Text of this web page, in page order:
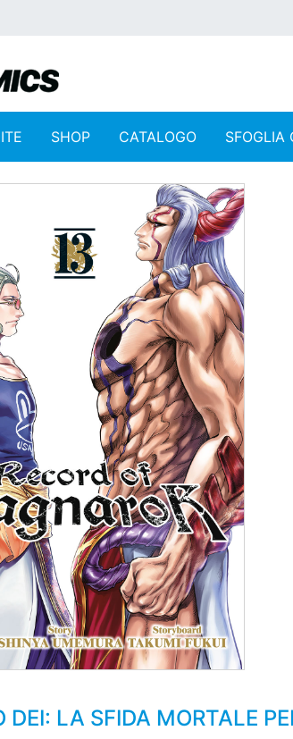
SHOP CATALOGO SFOGLIA
DEI: LA SFIDA MORTALE